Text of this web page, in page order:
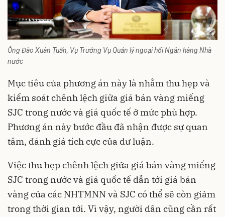
Ông Đào Xuân Tuấn, Vụ Trưởng Vụ Quản lý ngoại hối Ngân hàng Nhà
nước
Mục tiêu của phương án này là nhằm thu hẹp và
kiểm soát chênh lệch giữa giá bán vàng miếng
SJC trong nước và giá quốc tế ở mức phù hợp.
Phương án này bước đầu đã nhận được sự quan
tâm, đánh giá tích cực của dư luận.
Việc thu hẹp chênh lệch giữa giá bán vàng miếng
SJC trong nước và giá quốc tế dẫn tới giá bán
vàng của các NHTMNN và SJC có thể sẽ còn giảm
trong thời gian tới. Vì vậy, người dân cũng cần rất